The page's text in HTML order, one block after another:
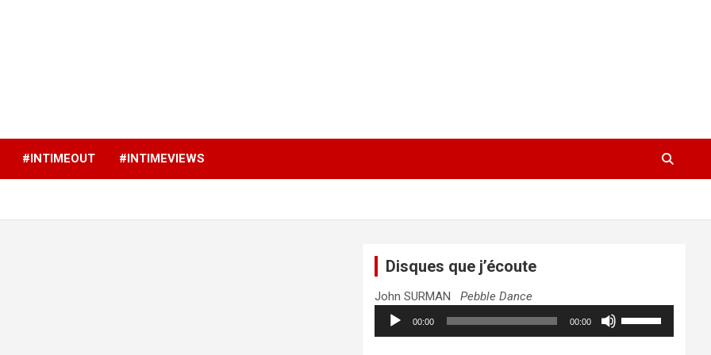
#INTIMEOUT #INTIMEVIEWS
Disques que j’écoute
John SURMANPebble Dance
Lecteur
audio
00:00 00:00